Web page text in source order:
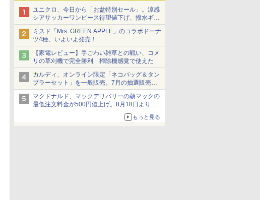
ユニクロ、今日から「お盆特別セール」。涼感
シアサッカーワンピース待望値下げ、撥水ギア
ショーツは1990円に
ミスド「Mrs. GREEN APPLE」のコラボドーナ
ツ4種、いよいよ発売！
【家電レビュー】手ごわい雑草との戦い、コメ
リの草刈機で完全勝利 掃除機感覚で使えた
カルディ、オンライン限定「ネコバッグ＆タン
ブラーセット」を一般販売。7月の抽選販売の
当選無効分
マクドナルド、マックデリバリーの朝マックの
最低注文料金が500円値上げ。8月18日より
もっと見る